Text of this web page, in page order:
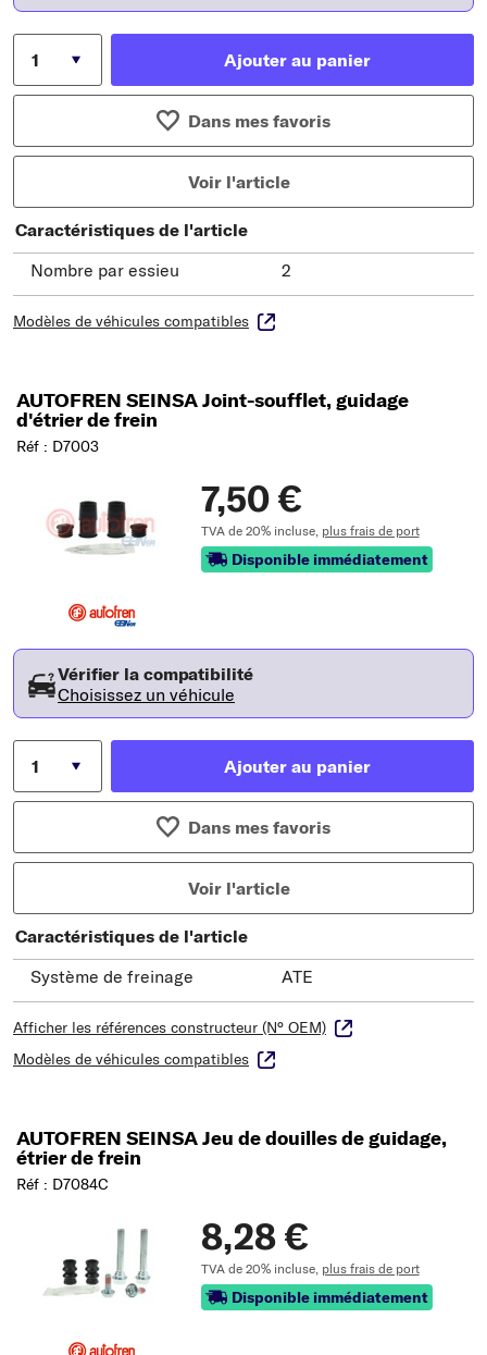
Ajouter au panier
Dans mes favoris
Voir l'article
Caractéristiques de l'article
Nombre par essieu
2
Modèles de véhicules compatibles
AUTOFREN SEINSA Joint-soufflet, guidage
d'étrier de frein
Réf : D7003
7,50 €
TVA de 20% incluse, plus frais de port
Disponible immédiatement
Vérifier la compatibilité
Choisissez un véhicule
Ajouter au panier
Dans mes favoris
Voir l'article
Caractéristiques de l'article
Système de freinage
ATE
Afficher les références constructeur (N° OEM)
Modèles de véhicules compatibles
AUTOFREN SEINSA Jeu de douilles de guidage,
étrier de frein
Réf : D7084C
8,28 €
TVA de 20% incluse, plus frais de port
Disponible immédiatement